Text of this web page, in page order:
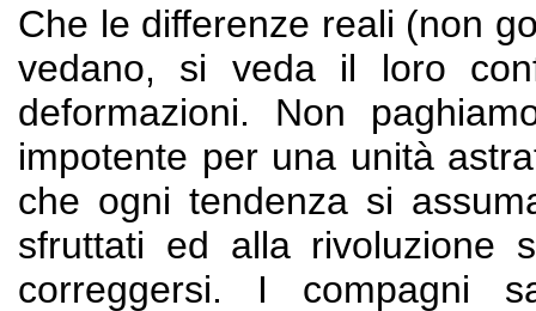
Che le differenze reali (non
vedano, si veda il loro
deformazioni. Non
impotente per una unità
che ogni tendenza si
sfruttati ed alla rivoluzione
correggersi. I compagni